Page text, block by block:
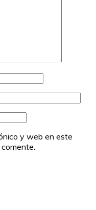
y web en este